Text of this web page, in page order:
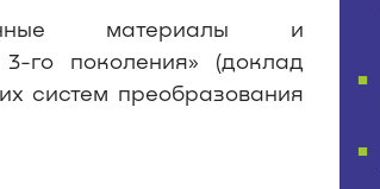
материалы и
го поколения» (доклад
систем преобразования